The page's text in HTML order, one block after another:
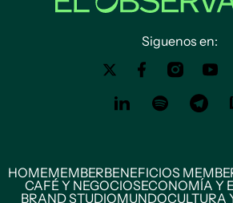
Siguenos en:
HOMEMEMBERBENEFICIOS
CAFÉ Y NEGOCIOSECONOMÍA Y
BRAND STUDIOMUNDOCULTURA